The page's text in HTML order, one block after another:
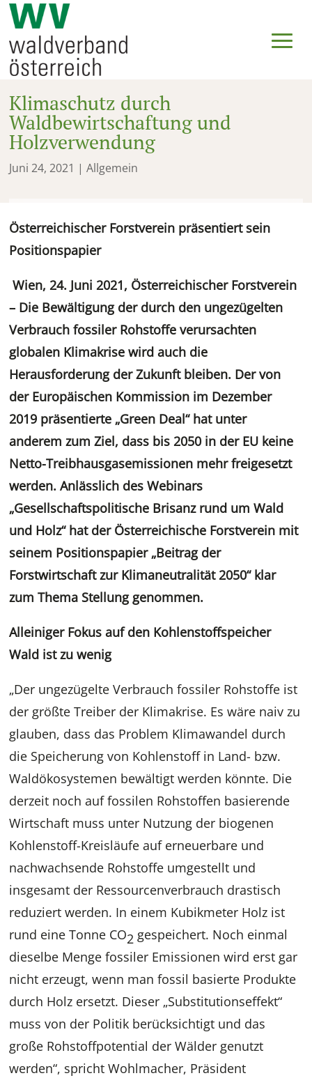
Klimaschutz durch
Waldbewirtschaftung und
Holzverwendung
Juni 24, 2021 | Allgemein
Österreichischer Forstverein präsentiert sein
Positionspapier
Wien, 24. Juni 2021, Österreichischer Forstverein
– Die Bewältigung der durch den ungezügelten
Verbrauch fossiler Rohstoffe verursachten
globalen Klimakrise wird auch die
Herausforderung der Zukunft bleiben. Der von
der Europäischen Kommission im Dezember
2019 präsentierte „Green Deal“ hat unter
anderem zum Ziel, dass bis 2050 in der EU keine
Netto-Treibhausgasemissionen mehr freigesetzt
werden. Anlässlich des Webinars
„Gesellschaftspolitische Brisanz rund um Wald
und Holz“ hat der Österreichische Forstverein mit
seinem Positionspapier „Beitrag der
Forstwirtschaft zur Klimaneutralität 2050“ klar
zum Thema Stellung genommen.
Alleiniger Fokus auf den Kohlenstoffspeicher
Wald ist zu wenig
„Der ungezügelte Verbrauch fossiler Rohstoffe ist
der größte Treiber der Klimakrise. Es wäre naiv zu
glauben, dass das Problem Klimawandel durch
die Speicherung von Kohlenstoff in Land- bzw.
Waldökosystemen bewältigt werden könnte. Die
derzeit noch auf fossilen Rohstoffen basierende
Wirtschaft muss unter Nutzung der biogenen
Kohlenstoff-Kreisläufe auf erneuerbare und
nachwachsende Rohstoffe umgestellt und
insgesamt der Ressourcenverbrauch drastisch
reduziert werden. In einem Kubikmeter Holz ist
rund eine Tonne CO2gespeichert. Noch einmal
dieselbe Menge fossiler Emissionen wird erst gar
nicht erzeugt, wenn man fossil basierte Produkte
durch Holz ersetzt. Dieser „Substitutionseffekt“
muss von der Politik berücksichtigt und das
große Rohstoffpotential der Wälder genutzt
werden“, spricht Wohlmacher, Präsident